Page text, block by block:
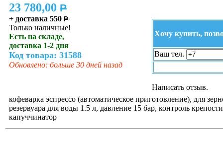
23 780,00 P
+ доставка 550 P
Только наличные!
Есть на складе,
доставка 1-2 дня
Код товара: 31588
Обновлено: больше 30 дней назад
Хочу купить,
Ваш тел.
Написать отзыв.
кофеварка эспрессо (автоматическое приготовление), для
резервуара для воды 1.5 л, давление 15 бар, контроль
капуччинатор